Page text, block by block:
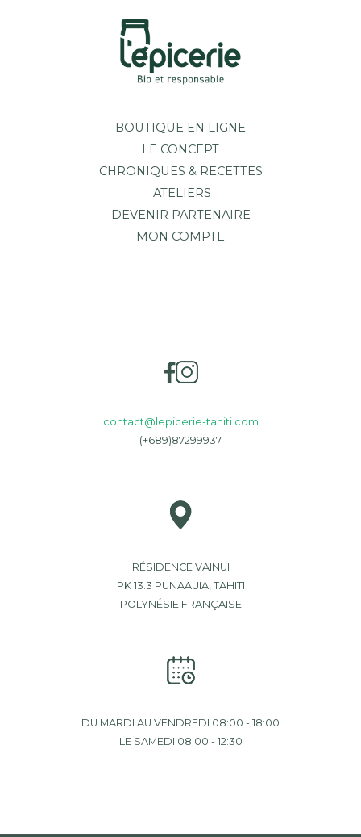
BOUTIQUE EN LIGNE
LE CONCEPT
CHRONIQUES & RECETTES
ATELIERS
DEVENIR PARTENAIRE
MON COMPTE
contact@lepicerie-tahiti.com
(+689)87299937
RÉSIDENCE VAINUI
PK 13.3 PUNAAUIA, TAHITI
POLYNÉSIE FRANÇAISE
DU MARDI AU VENDREDI 08:00 - 18:00
LE SAMEDI 08:00 - 12:30